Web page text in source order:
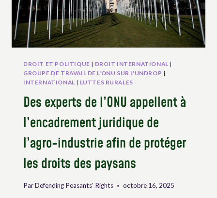
DROIT ET POLITIQUE | DROIT INTERNATIONAL |
GROUPE DE TRAVAIL DE L'ONU SUR L'UNDROP |
INTERNATIONAL | LUTTES RURALES
Des experts de l’ONU appellent à
l’encadrement juridique de
l’agro-industrie afin de protéger
les droits des paysans
ParDefending Peasants' Rights octobre 16, 2025